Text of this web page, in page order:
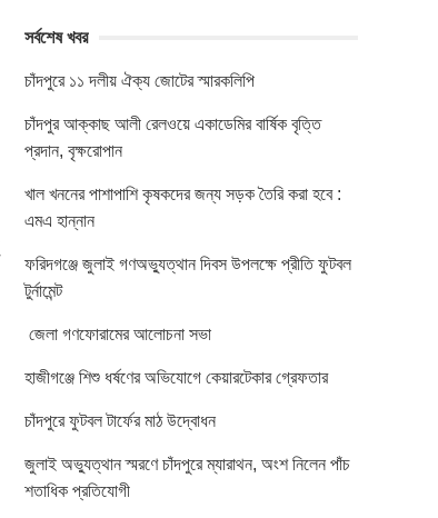
সর্বশেষ খবর
চাঁদপুরে ১১ দলীয় ঐক্য জোটের স্মারকলিপি
চাঁদপুর আক্কাছ আলী রেলওয়ে একাডেমির বার্ষিক বৃত্তি
প্রদান, বৃক্ষরোপান
খাল খননের পাশাপাশি কৃষকদের জন্য সড়ক তৈরি করা হবে :
এমএ হান্নান
ফরিদগঞ্জে জুলাই গণঅভ্যুত্থান দিবস উপলক্ষে প্রীতি ফুটবল
টুর্নামেন্ট
জেলা গণফোরামের আলোচনা সভা
হাজীগঞ্জে শিশু ধর্ষণের অভিযোগে কেয়ারটেকার গ্রেফতার
চাঁদপুরে ফুটবল টার্ফের মাঠ উদ্বোধন
জুলাই অভ্যুত্থান স্মরণে চাঁদপুরে ম্যারাথন, অংশ নিলেন পাঁচ
শতাধিক প্রতিযোগী